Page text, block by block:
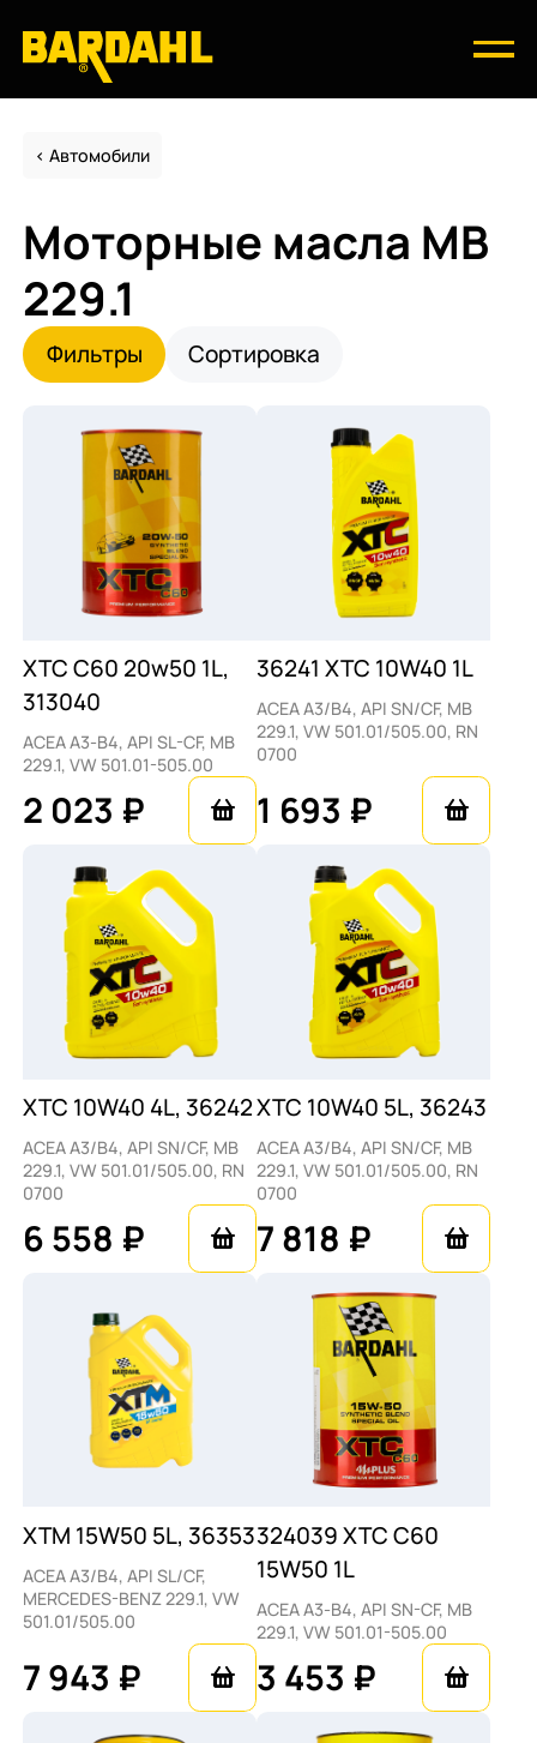
Автомобили
Моторные масла MB
229.1
Фильтры Сортировка
XTC C60 20w50 1L,
313040
ACEA A3-B4, API SL-CF, MB
229.1, VW 501.01-505.00
2 023 ₽
36241 XTC 10W40 1L
ACEA A3/B4, API SN/CF, MB
229.1, VW 501.01/505.00, RN
0700
1 693 ₽
XTC 10W40 4L, 36242
ACEA A3/B4, API SN/CF, MB
229.1, VW 501.01/505.00, RN
0700
6 558 ₽
XTC 10W40 5L, 36243
ACEA A3/B4, API SN/CF, MB
229.1, VW 501.01/505.00, RN
0700
7 818 ₽
XTM 15W50 5L, 36353
ACEA A3/B4, API SL/CF,
MERCEDES-BENZ 229.1, VW
501.01/505.00
7 943 ₽
324039 XTC C60
15W50 1L
ACEA A3-B4, API SN-CF, MB
229.1, VW 501.01-505.00
3 453 ₽